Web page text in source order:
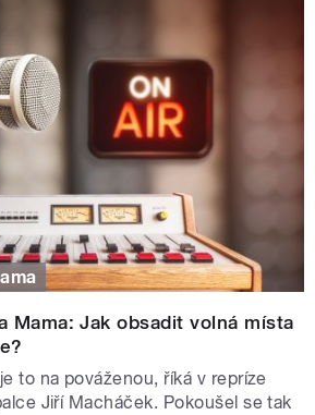
Mama: Jak obsadit volná místa
to na pováženou, říká v repríze
Jiří Macháček. Pokoušel se tak